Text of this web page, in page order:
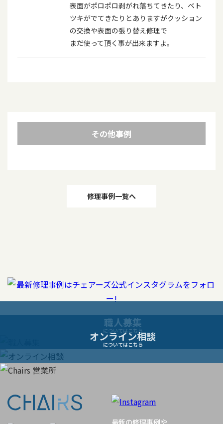
表面がポロポロ剥がれ落ちてきたり、ベト
ツキがでてきたりとありますがクッション
の交換や表面の張り替え修理で
まだ使って頂く事が出来ますよ。
その他事例
ゲ
ー
シ
ョ
ン
修理事例一覧へ
職人募集
についてはこちら
オンライン相談
についてはこちら
最新の修理事例や